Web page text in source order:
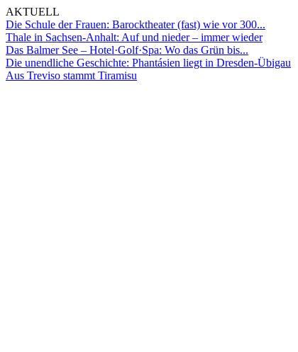
AKTUELL
Die Schule der Frauen: Barocktheater (fast) wie vor 300...
Thale in Sachsen-Anhalt: Auf und nieder – immer wieder
Das Balmer See – Hotel·Golf·Spa: Wo das Grün bis...
Die unendliche Geschichte: Phantásien liegt in Dresden-Übigau
Aus Treviso stammt Tiramisu